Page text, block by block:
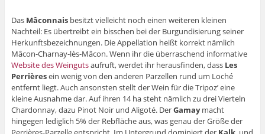
Das Mâconnaisbesitzt vielleicht noch einen weiteren kleinen
Nachteil: Es übertreibt ein bisschen bei der Burgundisierung seiner
Herkunftsbezeichnungen. Die Appellation heißt korrekt nämlich
Mâcon-Charnay-lès-Mâcon. Wenn ihr die überraschend informative
Website des Weingutsaufruft, werdet ihr herausfinden, dass Les
Perrièresein wenig von den anderen Parzellen rund um Loché
entfernt liegt. Auch ansonsten stellt der Wein für die Tripoz’ eine
kleine Ausnahme dar. Auf ihren 14 ha steht nämlich zu drei Vierteln
Chardonnay, dazu Pinot Noir und Aligoté. DerGamaymacht
hingegen lediglich 5% der Rebfläche aus, was genau der Größe der